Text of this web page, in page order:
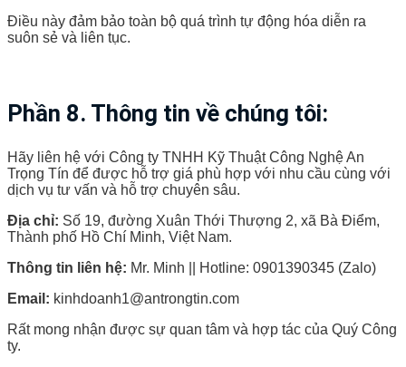
Điều này đảm bảo toàn bộ quá trình tự động hóa diễn ra
suôn sẻ và liên tục.
Phần 8. Thông tin về chúng tôi:
Hãy liên hệ với Công ty TNHH Kỹ Thuật Công Nghệ An
Trọng Tín để được hỗ trợ giá phù hợp với nhu cầu cùng với
dịch vụ tư vấn và hỗ trợ chuyên sâu.
Địa chỉ: Số 19, đường Xuân Thới Thượng 2, xã Bà Điểm,
Thành phố Hồ Chí Minh, Việt Nam.
Thông tin liên hệ: Mr. Minh || Hotline: 0901390345 (Zalo)
Email: kinhdoanh1@antrongtin.com
Rất mong nhận được sự quan tâm và hợp tác của Quý Công
ty.